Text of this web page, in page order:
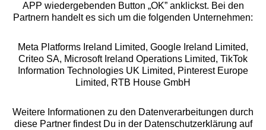
Alle Preise inkl. MwSt., zzgl.
Versandkosten
** Bonität vorausgesetzt, berechtigt zur Bonitätsprüfung
APP wiedergebenden Button „OK” anklickst. Bei den
Partnern handelt es sich um die folgenden Unternehmen:
Meta Platforms Ireland Limited, Google Ireland Limited,
Criteo SA, Microsoft Ireland Operations Limited, TikTok
Information Technologies UK Limited, Pinterest Europe
Limited, RTB House GmbH
Weitere Informationen zu den Datenverarbeitungen durch
diese Partner findest Du in der Datenschutzerklärung auf